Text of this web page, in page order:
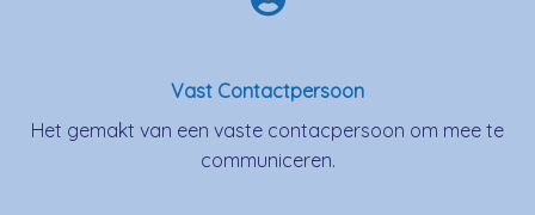
Vast Contactpersoon
Het gemakt van een vaste contacpersoon om mee te
communiceren.